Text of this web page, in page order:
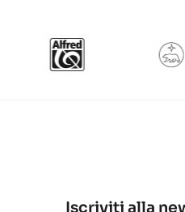
Iscriviti alla